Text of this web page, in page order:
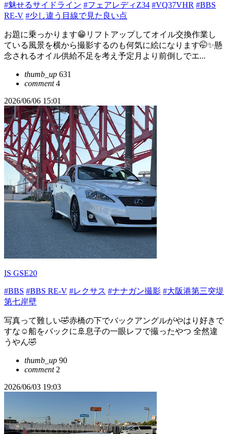
#魅せるサイドライン #フェアレディZ34 #VQ37VHR #BBS
RE-V #少し違う目線で見た良い点
お題に乗っかります😁リフトアップしてオイル交換作業し
ている風景を横から撮影するのも何気に絵になります🤭✨懸
念されるオイル供給不足を考え予定月より前倒しでエ...
thumb_up 631
comment4
2026/06/06 15:01
IS GSE20
#BBS #BBS RE-V #レクサス #ナナガン撮影 #大阪港第三突堤
第七岸壁
写真って難しい🤣赤橋の下でバックアングルがやはり好きで
すな☺️船をバックに🚢息子の一眼レフで撮ったやつ 全然違
うやん🤣
thumb_up 90
comment2
2026/06/03 19:03